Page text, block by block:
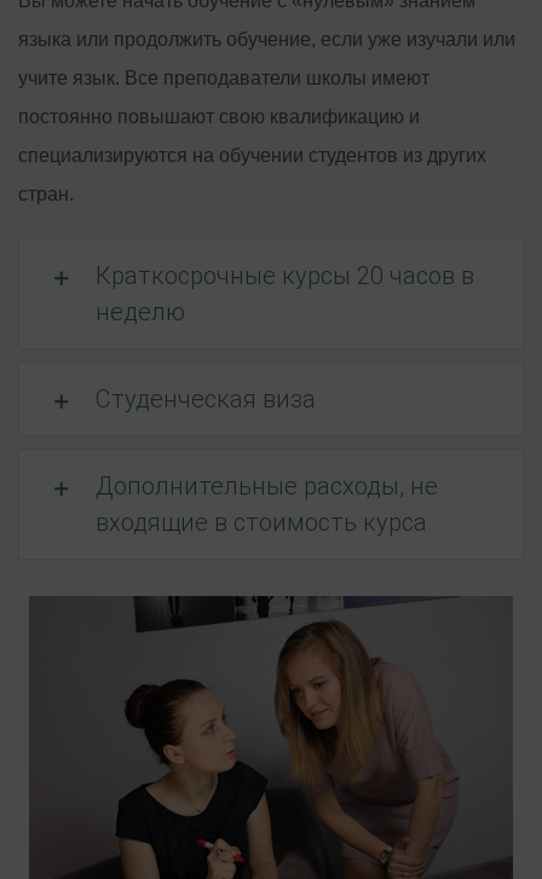
Изучение испанского
языка в Гранаде
программы по изучению испанского языка в Испании.
постоянно повышают свою квалификацию и
стран.
неделю
Студенческая виза
Дополнительные расходы, не
входящие в стоимость курса